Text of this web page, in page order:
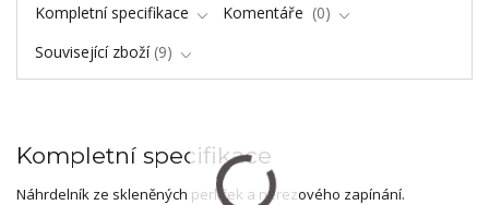
Kompletní specifikace Komentáře
0
Související zboží 9
Kompletní specifikace
Náhrdelník ze skleněných perliček a nerezového zapínání.